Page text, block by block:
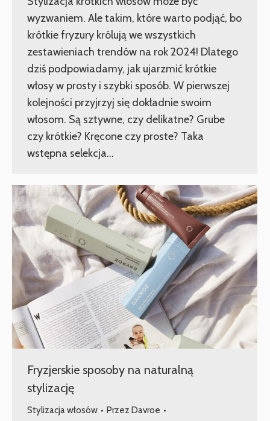
wyzwaniem. Ale takim, które warto podjąć, bo
krótkie fryzury królują we wszystkich
zestawieniach trendów na rok 2024! Dlatego
dziś podpowiadamy, jak ujarzmić krótkie
włosy w prosty i szybki sposób. W pierwszej
kolejności przyjrzyj się dokładnie swoim
włosom. Są sztywne, czy delikatne? Grube
czy krótkie? Kręcone czy proste? Taka
wstępna selekcja…
Fryzjerskie sposoby na naturalną
stylizację
Stylizacja włosów Przez Davroe